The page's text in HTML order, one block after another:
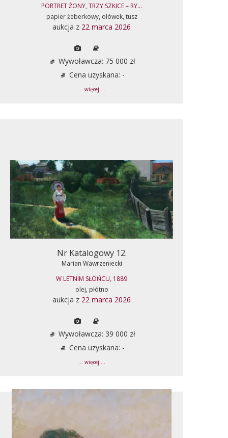
PORTRET ŻONY, TRZY SZKICE – RY...
papier żeberkowy, ołówek, tusz
aukcja z 22 marca 2026
Wywoławcza: 75 000 zł
Cena uzyskana: -
... więcej ...
Nr Katalogowy 12.
Marian Wawrzeniecki
W LETNIM SŁOŃCU, 1889
olej, płótno
aukcja z 22 marca 2026
Wywoławcza: 39 000 zł
Cena uzyskana: -
... więcej ...